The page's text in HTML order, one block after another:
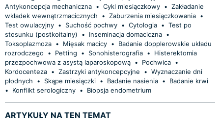
Antykoncepcja mechaniczna • Cykl miesiączkowy • Zakładanie
wkładek wewnątrzmacicznych
• Zaburzenia miesiączkowania •
Test owulacyjny • Suchość pochwy • Cytologia • Test po
stosunku (postkoitalny)
• Inseminacja domaciczna •
Toksoplazmoza • Mięsak macicy •
Badanie dopplerowskie układu
rozrodczego
• Petting • Sonohisterografia •
Histerektomia
przezpochwowa z asystą laparoskopową • Pochwica •
Kordocenteza • Zastrzyki antykoncepcyjne • Wyznaczanie dni
płodnych
• Skąpe miesiączki • Badanie nasienia •
Badanie krwi
•
Konflikt serologiczny • Biopsja endometrium
ARTYKUŁY NA TEN TEMAT